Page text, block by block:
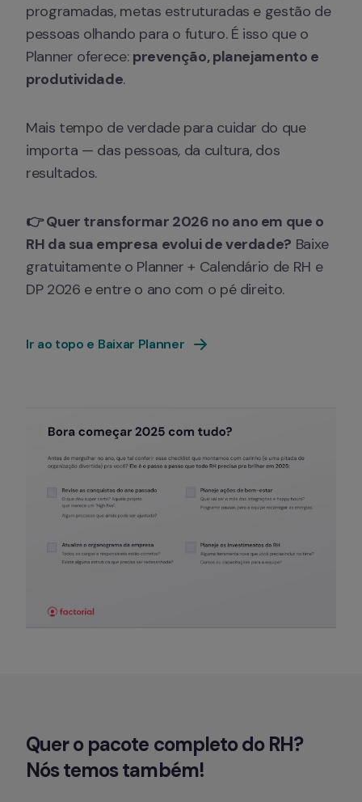
programadas, metas estruturadas e gestão de
pessoas olhando para o futuro. É isso que o
Planner oferece: prevenção, planejamento e
produtividade.
Mais tempo de verdade para cuidar do que
importa — das pessoas, da cultura, dos
resultados.
👉 Quer transformar 2026 no ano em que o
RH da sua empresa evolui de verdade? Baixe
gratuitamente o Planner + Calendário de RH e
DP 2026 e entre o ano com o pé direito.
Ir ao topo e Baixar Planner
Quer o pacote completo do RH?
Nós temos também!